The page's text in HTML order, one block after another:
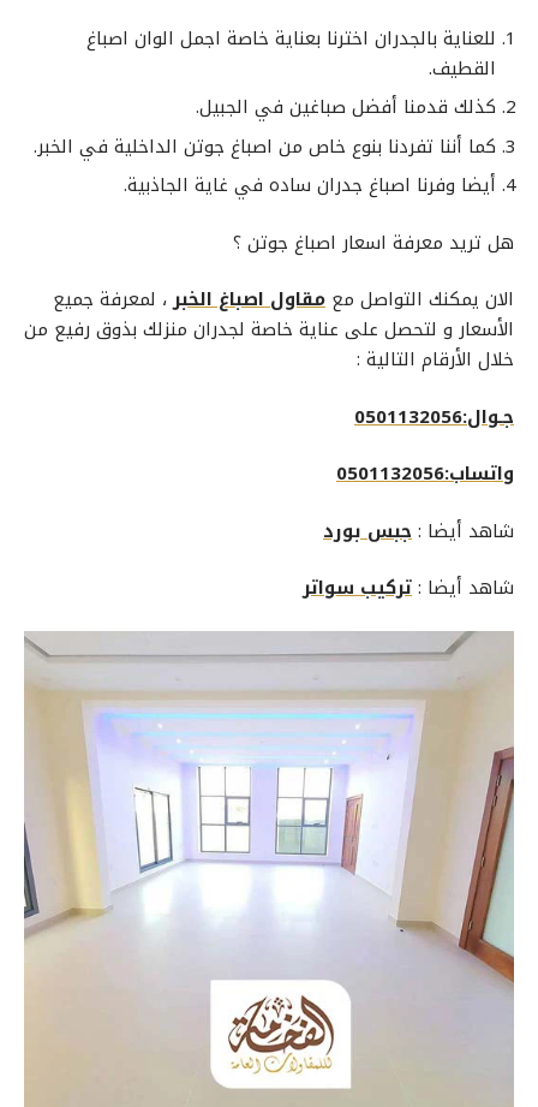
للعناية بالجدران اخترنا بعناية خاصة اجمل الوان اصباغ
القطيف.
كذلك قدمنا أفضل صباغين في الجبيل.
كما أننا تفردنا بنوع خاص من اصباغ جوتن الداخلية في الخبر.
أيضا وفرنا اصباغ جدران ساده في غاية الجاذبية.
هل تريد معرفة اسعار اصباغ جوتن؟
الان يمكنك التواصل مع مقاول اصباغ الخبر، لمعرفة جميع
الأسعار و لتحصل على عناية خاصة لجدران منزلك بذوق رفيع من
خلال الأرقام التالية :
جـوال:0501132056
واتساب:0501132056
شاهد أيضا :جبس بورد
شاهد أيضا :تركيب سواتر